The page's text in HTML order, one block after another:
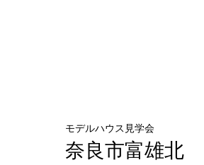
モデルハウス見学会
奈良市富雄北